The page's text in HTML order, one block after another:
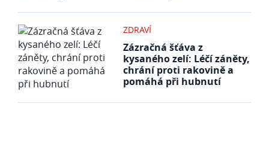
ZDRAVÍ
Zázračná šťáva z
kysaného zelí: Léčí záněty,
chrání proti rakovině a
pomáhá při hubnutí